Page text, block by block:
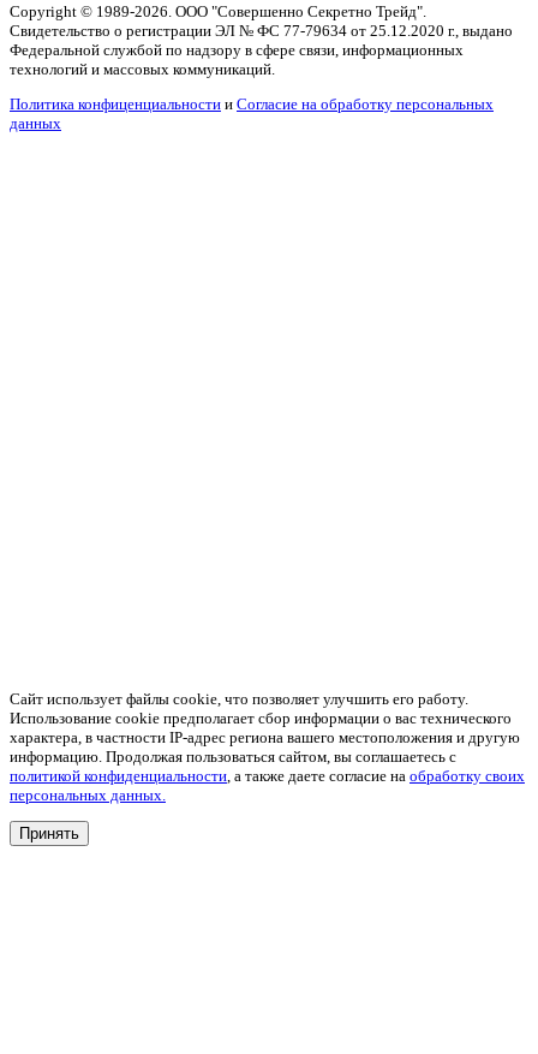
Copyright © 1989-2026. ООО "Совершенно Секретно Трейд".
Свидетельство о регистрации ЭЛ № ФС 77-79634 от 25.12.2020 г., выдано
Федеральной службой по надзору в сфере связи, информационных
технологий и массовых коммуникаций.
Политика конфиценциальности и Согласие на обработку персональных
данных
Сайт использует файлы cookie, что позволяет улучшить его работу.
Использование cookie предполагает сбор информации о вас технического
характера, в частности IP-адрес региона вашего местоположения и другую
информацию. Продолжая пользоваться сайтом, вы соглашаетесь с
политикой конфиденциальности , а также даете согласие на обработку своих
персональных данных.
Принять